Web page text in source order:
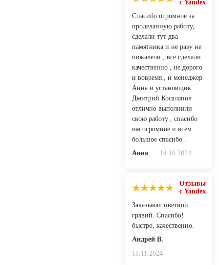
с Yandex
Спасибо огромное за
проделанную работу,
сделали тут два
памятника и не разу не
пожалели , всё сделали
качественно , не дорого
и вовремя , и менеджер
Анна и установщик
Дмитрий Косалапов
отлично выполнили
свою работу , спасибо
им огромное и всем
большое спасибо .
Анна
14.10.2024
Отзывы
с Yandex
Заказывал цветной
гравий. Спасибо!
быстро, качественно.
Андрей В.
18.11.2024